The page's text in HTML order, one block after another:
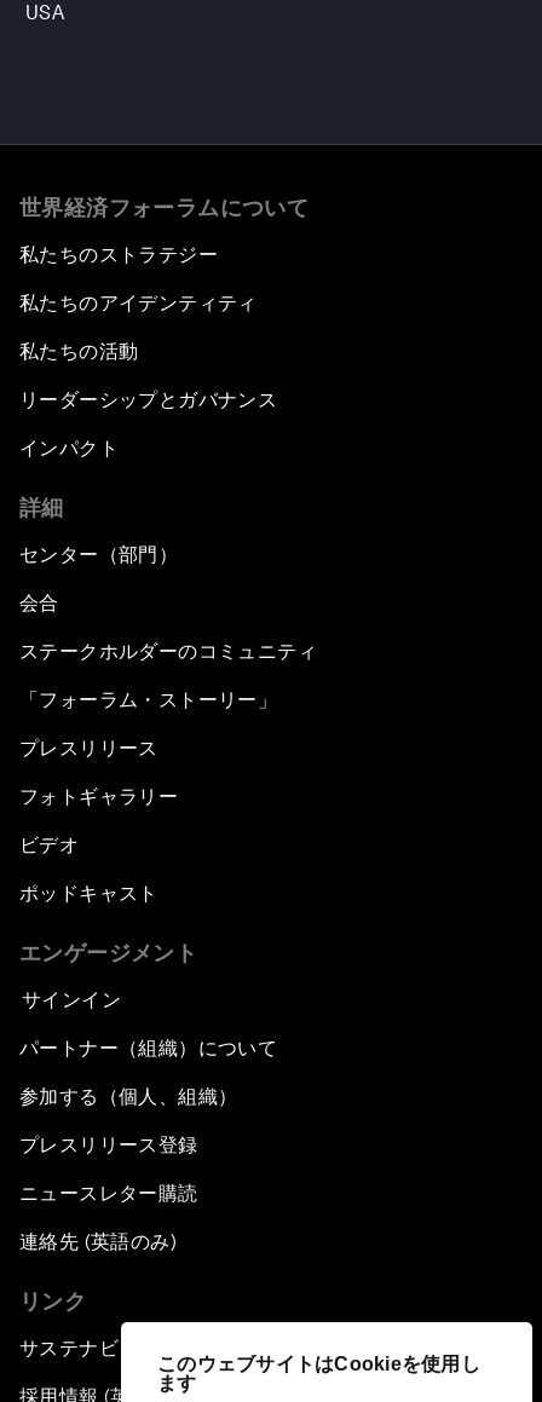
このウェブサイトはCookieを使用し
ます
USA
世界経済フォーラムについて
私たちのストラテジー
私たちのアイデンティティ
私たちの活動
リーダーシップとガバナンス
インパクト
詳細
センター（部門）
会合
ステークホルダーのコミュニティ
「フォーラム・ストーリー」
プレスリリース
フォトギャラリー
ビデオ
ポッドキャスト
エンゲージメント
サインイン
パートナー（組織）について
参加する（個人、組織）
プレスリリース登録
ニュースレター購読
連絡先 (英語のみ)
リンク
サステナビリティへの取り組み
採用情報 (英語のみ)